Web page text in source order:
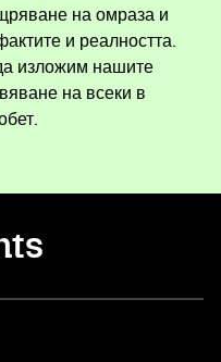
на омраза и
и реалността.
изложим нашите
на всеки в